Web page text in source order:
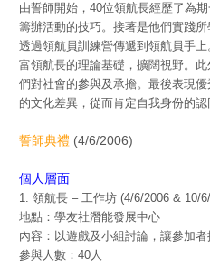
由誓師開始，40位領航長經歷了為
籌辦活動的技巧。接著是他們實踐
透過領航員訓練營傳遞到領航員手
富領航長的理論基礎，擴闊視野。
們對社會的參與及承擔。最後表現
的文化差異，從而肯定自我身份的認
誓師典禮 (4/6/2006)
個人層面
1. 領航長 – 工作坊 (4/6/2006 & 10/
地點：學友社潛能發展中心
內容：以遊戲及小組討論，讓參加
參與人數：40人